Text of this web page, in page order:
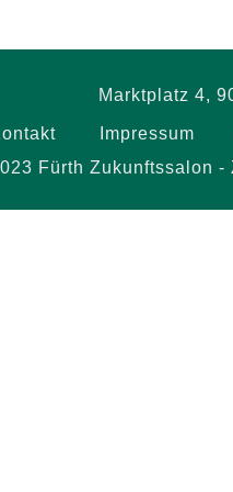
Marktplatz 4,
Impressum
Fürth Zukunftssalon -